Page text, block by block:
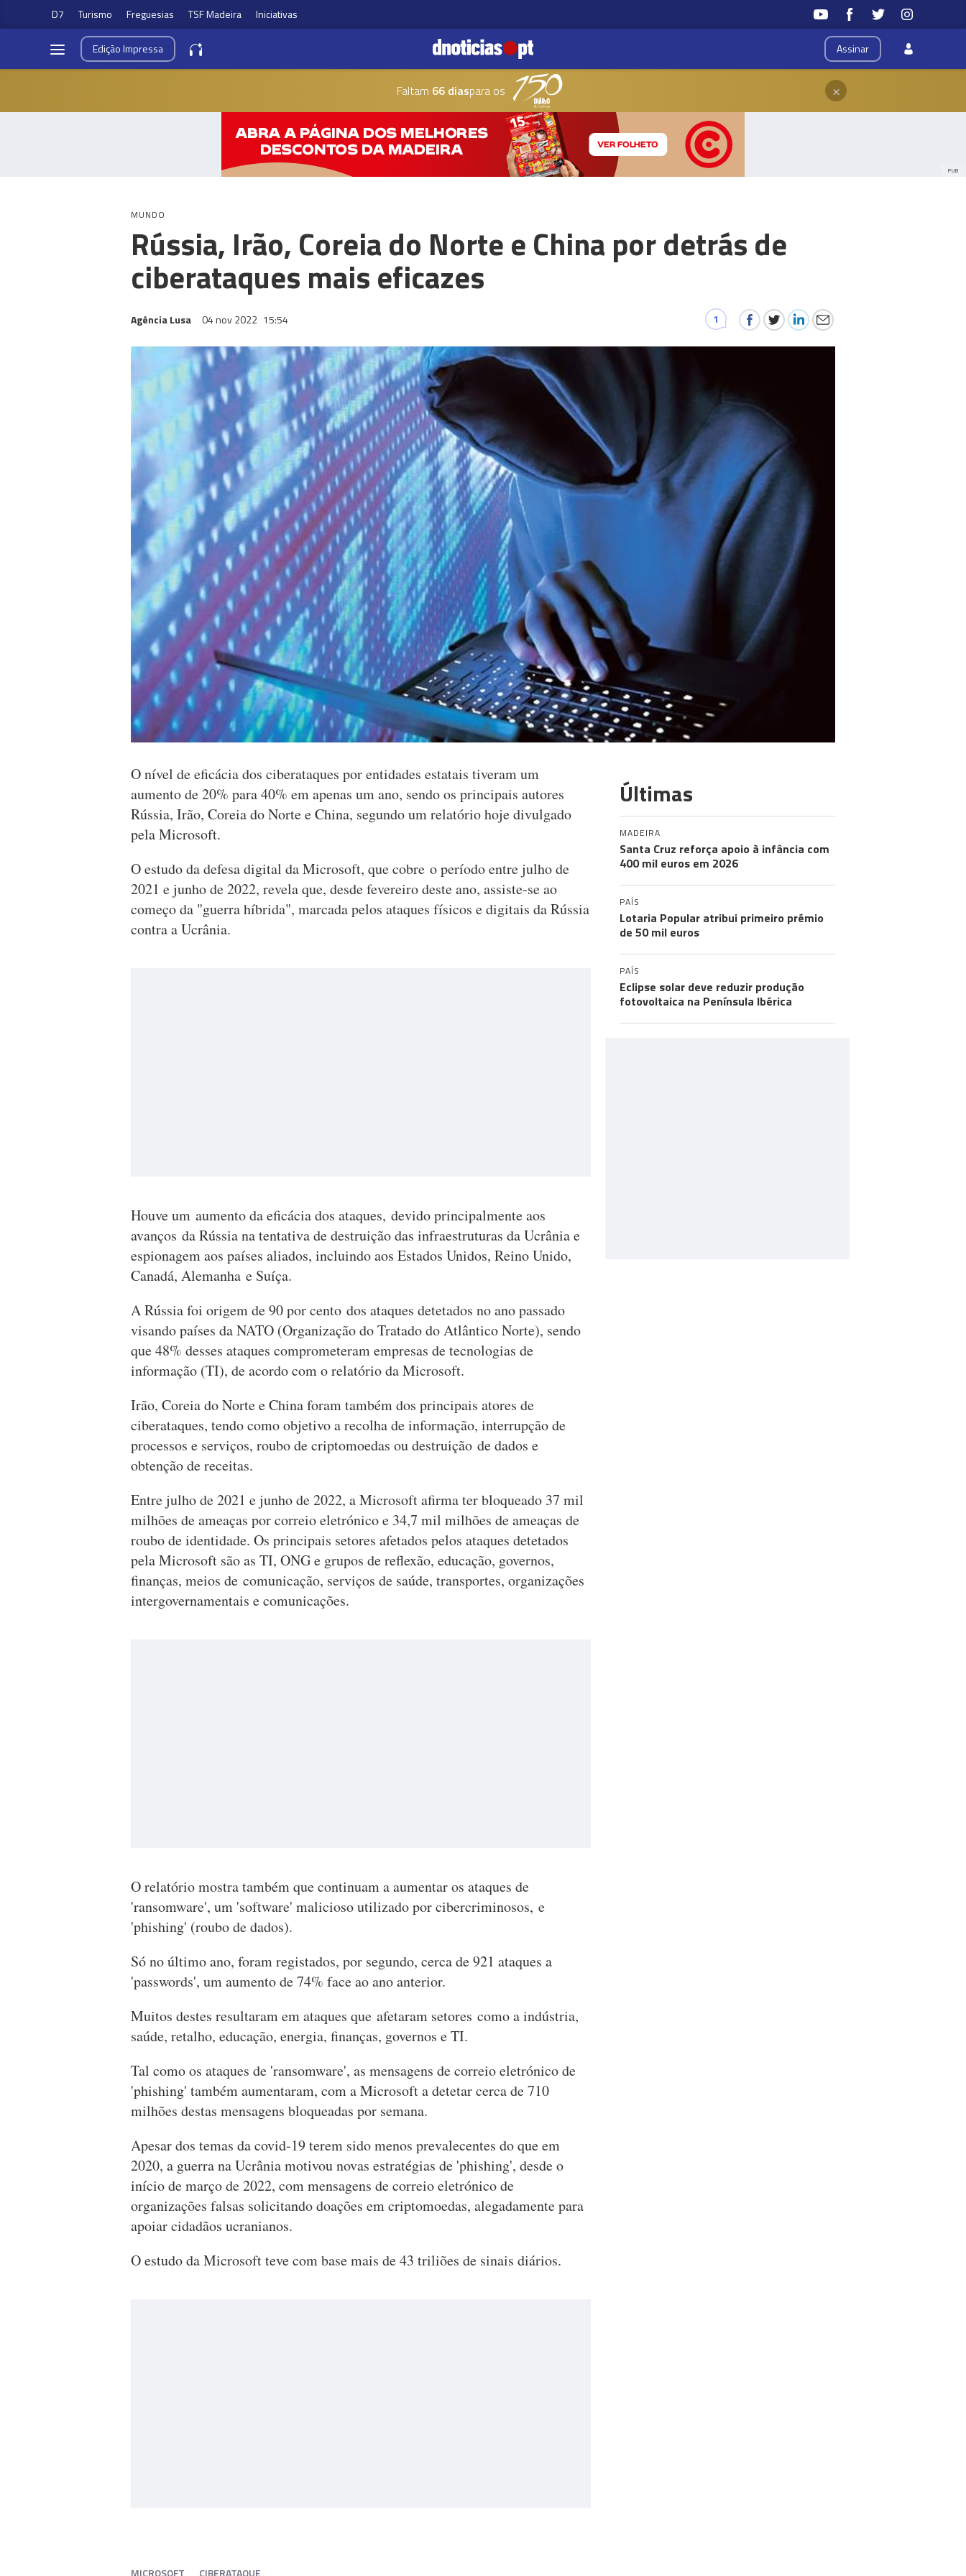
D7 Turismo Freguesias TSF Madeira Iniciativas
Assinar
EdiçãoImpressa
Faltam 66 diaspara os ×
PUB
MUNDO
Rússia, Irão, Coreia do Norte e China por detrás de
ciberataques mais eficazes
Agência Lusa 04 nov 2022 15:54 1
O nível de eficácia dos ciberataques por entidades estatais tiveram um
aumento de 20% para 40% em apenas um ano, sendo os principais autores
Rússia, Irão, Coreia do Norte e China, segundo um relatório hoje divulgado
pela Microsoft.
O estudo da defesa digital da Microsoft, que cobre o período entre julho de
2021 e junho de 2022, revela que, desde fevereiro deste ano, assiste-se ao
começo da "guerra híbrida", marcada pelos ataques físicos e digitais da Rússia
contra a Ucrânia.
Houve um aumento da eficácia dos ataques, devido principalmente aos
avanços da Rússia na tentativa de destruição das infraestruturas da Ucrânia e
espionagem aos países aliados, incluindo aos Estados Unidos, Reino Unido,
Canadá, Alemanha e Suíça.
A Rússia foi origem de 90 por cento dos ataques detetados no ano passado
visando países da NATO (Organização do Tratado do Atlântico Norte), sendo
que 48% desses ataques comprometeram empresas de tecnologias de
informação (TI), de acordo com o relatório da Microsoft.
Irão, Coreia do Norte e China foram também dos principais atores de
ciberataques, tendo como objetivo a recolha de informação, interrupção de
processos e serviços, roubo de criptomoedas ou destruição de dados e
obtenção de receitas.
Entre julho de 2021 e junho de 2022, a Microsoft afirma ter bloqueado 37 mil
milhões de ameaças por correio eletrónico e 34,7 mil milhões de ameaças de
roubo de identidade. Os principais setores afetados pelos ataques detetados
pela Microsoft são as TI, ONG e grupos de reflexão, educação, governos,
finanças, meios de comunicação, serviços de saúde, transportes, organizações
intergovernamentais e comunicações.
O relatório mostra também que continuam a aumentar os ataques de
'ransomware', um 'software' malicioso utilizado por cibercriminosos, e
'phishing' (roubo de dados).
Só no último ano, foram registados, por segundo, cerca de 921 ataques a
'passwords', um aumento de 74% face ao ano anterior.
Muitos destes resultaram em ataques que afetaram setores como a indústria,
saúde, retalho, educação, energia, finanças, governos e TI.
Tal como os ataques de 'ransomware', as mensagens de correio eletrónico de
'phishing' também aumentaram, com a Microsoft a detetar cerca de 710
milhões destas mensagens bloqueadas por semana.
Apesar dos temas da covid-19 terem sido menos prevalecentes do que em
2020, a guerra na Ucrânia motivou novas estratégias de 'phishing', desde o
início de março de 2022, com mensagens de correio eletrónico de
organizações falsas solicitando doações em criptomoedas, alegadamente para
apoiar cidadãos ucranianos.
O estudo da Microsoft teve com base mais de 43 triliões de sinais diários.
MICROSOFT CIBERATAQUE
Últimas
MADEIRA
Santa Cruz reforça apoio à infância com
400 mil euros em 2026
PAÍS
Lotaria Popular atribui primeiro prémio
de 50 mil euros
PAÍS
Eclipse solar deve reduzir produção
fotovoltaica na Península Ibérica